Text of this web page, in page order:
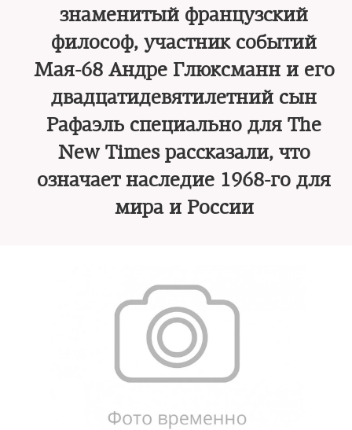
знаменитый французский
философ, участник событий
Мая-68 Андре Глюксманн и его
двадцатидевятилетний сын
Рафаэль специально для The
New Times рассказали, что
означает наследие 1968-го для
мира и России